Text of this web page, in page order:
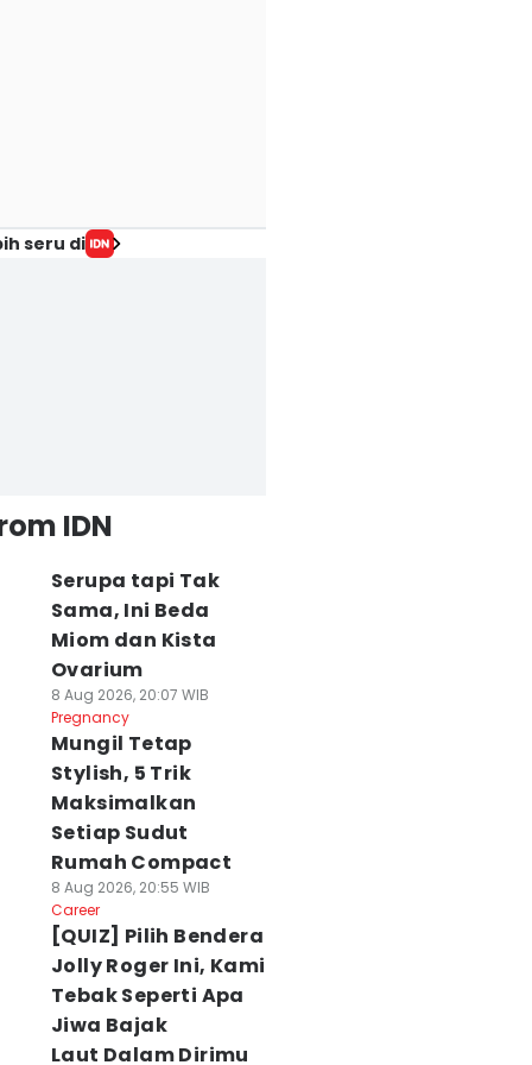
seru di
IDN
Serupa tapi Tak
Sama, Ini Beda
Miom dan Kista
Ovarium
8 Aug 2026, 20:07 WIB
Pregnancy
Mungil Tetap
Stylish, 5 Trik
Maksimalkan
Setiap Sudut
Rumah Compact
8 Aug 2026, 20:55 WIB
Career
[QUIZ] Pilih Bendera
Jolly Roger Ini, Kami
Tebak Seperti Apa
Jiwa Bajak
Laut Dalam Dirimu